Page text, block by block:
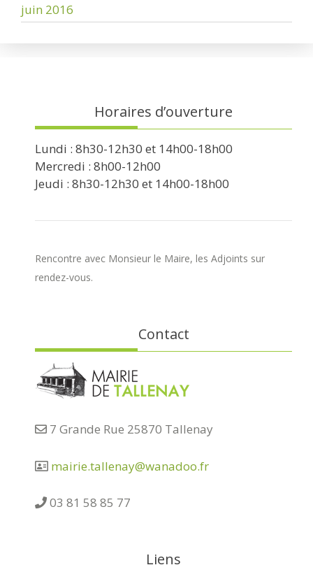
juin 2016
Horaires d’ouverture
Lundi : 8h30-12h30 et 14h00-18h00
Mercredi : 8h00-12h00
Jeudi : 8h30-12h30 et 14h00-18h00
Rencontre avec Monsieur le Maire, les Adjoints sur
rendez-vous.
Contact
7 Grande Rue 25870 Tallenay
mairie.tallenay@wanadoo.fr
03 81 58 85 77
Liens